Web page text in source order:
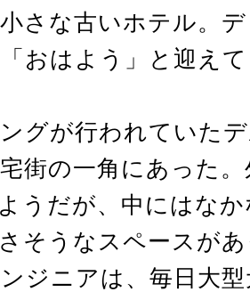
さな古いホテル。
おはよう」と迎え
グが行われていた
街の一角にあった
うだが、中にはな
そうなスペースが
ジニアは、毎日大